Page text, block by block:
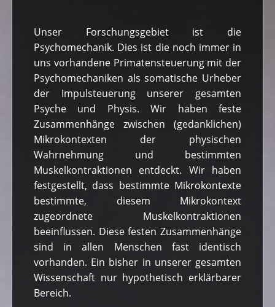
Unser Forschungsgebiet ist die
Psychomechanik. Dies ist die noch immer in
uns vorhandene Primatensteuerung mit der
Psychomechaniken als somatische Urheber
der Impulsteuerung unserer gesamten
Psyche und Physis. Wir haben feste
Zusammenhänge zwischen (gedanklichen)
Mikrokontexten der physischen
Wahrnehmung und bestimmten
Muskelkontraktionen entdeckt. Wir haben
festgestellt, dass bestimmte Mikrokontexte
bestimmte, diesem Mikrokontext
zugeordnete Muskelkontraktionen
beeinflussen. Diese festen Zusammenhänge
sind in allen Menschen fast identisch
vorhanden. Ein bisher in unserer gesamten
Wissenschaft nur hypothetisch erklärbarer
Bereich.